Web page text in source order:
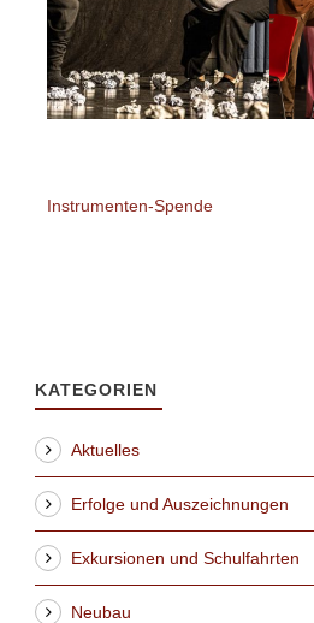
Instrumenten-Spende
KATEGORIEN
Aktuelles
Erfolge und Auszeichnungen
Exkursionen und Schulfahrten
Neubau